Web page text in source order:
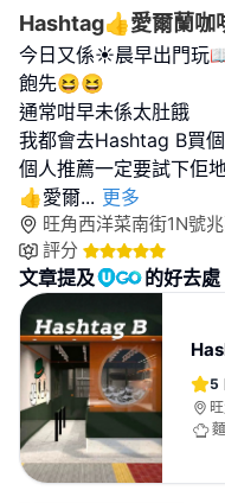
Hashtag👍愛爾蘭咖
今日又係☀️晨早出門玩
飽先😆😆
通常咁早未係太肚餓
我都會去Hashtag B買
個人推薦一定要試下佢
👍愛爾... 更多
旺角西洋菜南街1N號
評分
文章提及 的好去處
5